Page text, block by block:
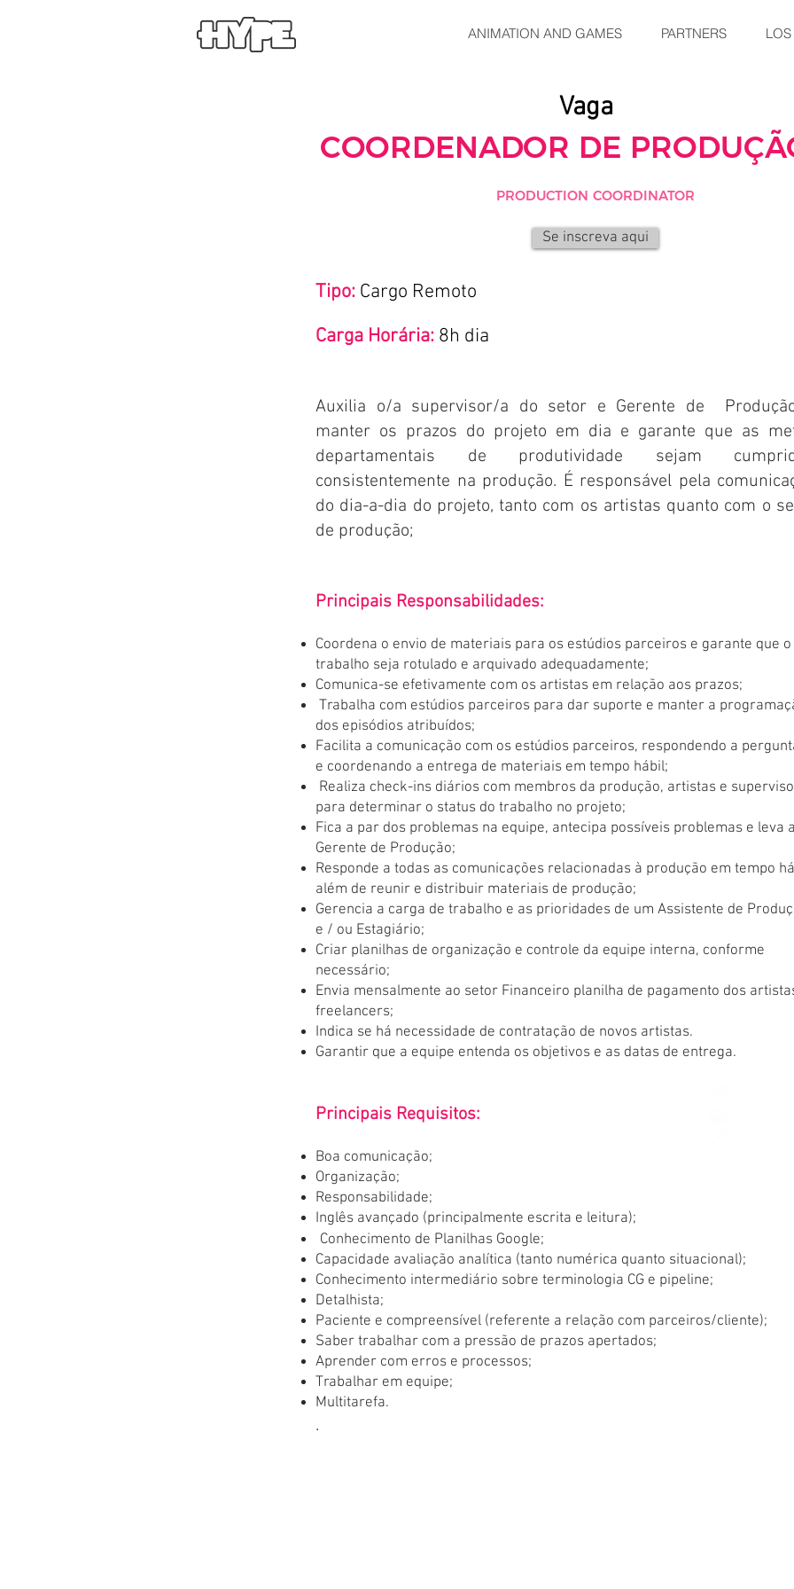
ANIMATION AND GAMES PARTNERS
Vaga
COORDENADOR DE
PRODUCTION COORDINATOR
Se inscreva aqui
Tipo: Cargo Remoto
Carga Horária: 8h dia
Auxilia o/a supervisor/a do setor e Gerente de
manter os prazos do projeto em dia e garante que as
departamentais de produtividade sejam
consistentemente na produção. É responsável pela
do dia-a-dia do projeto, tanto com os artistas quanto com o
de produção;
Principais Responsabilidades:
Coordena o envio de materiais para os estúdios parceiros e garante que o
trabalho seja rotulado e arquivado adequadamente;
Comunica-se efetivamente com os artistas em relação aos prazos;
Trabalha com estúdios parceiros para dar suporte e manter a
dos episódios atribuídos;
Facilita a comunicação com os estúdios parceiros, respondendo a
e coordenando a entrega de materiais em tempo hábil;
Realiza check-ins diários com membros da produção, artistas e
para determinar o status do trabalho no projeto;
Fica a par dos problemas na equipe, antecipa possíveis problemas e leva
Gerente de Produção;
Responde a todas as comunicações relacionadas à produção em tempo
além de reunir e distribuir materiais de produção;
Gerencia a carga de trabalho e as prioridades de um Assistente de
e / ou Estagiário;
Criar planilhas de organização e controle da equipe interna, conforme
necessário;
Envia mensalmente ao setor Financeiro planilha de pagamento dos
freelancers;
Indica se há necessidade de contratação de novos artistas.
Garantir que a equipe entenda os objetivos e as datas de entrega.
Principais Requisitos:
Boa comunicação;
Organização;
Responsabilidade;
Inglês avançado (principalmente escrita e leitura);
Conhecimento de Planilhas Google;
Capacidade avaliação analítica (tanto numérica quanto situacional);
Conhecimento intermediário sobre terminologia CG e pipeline;
Detalhista;
Paciente e compreensível (referente a relação com parceiros/cliente);
Saber trabalhar com a pressão de prazos apertados;
Aprender com erros e processos;
Trabalhar em equipe;
Multitarefa.
.